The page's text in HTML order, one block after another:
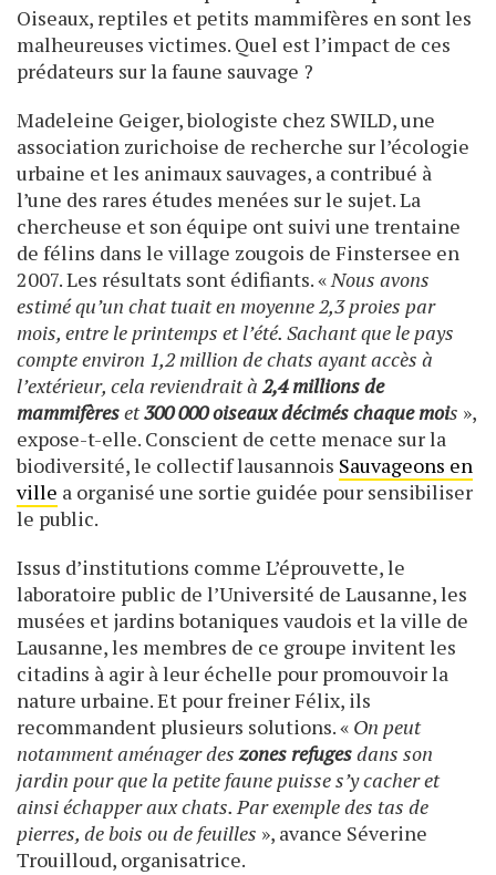
Oiseaux, reptiles et petits mammifères en sont les
malheureuses victimes. Quel est l’impact de ces
prédateurs sur la faune sauvage ?
Madeleine Geiger, biologiste chez SWILD, une
association zurichoise de recherche sur l’écologie
urbaine et les animaux sauvages, a contribué à
l’une des rares études menées sur le sujet. La
chercheuse et son équipe ont suivi une trentaine
de félins dans le village zougois de Finstersee en
2007. Les résultats sont édifiants. «Nous avons
estimé qu’un chat tuait en moyenne 2,3 proies par
mois, entre le printemps et l’été. Sachant que le pays
compte environ 1,2 million de chats ayant accès à
l’extérieur, cela reviendrait à 2,4 millions de
mammifèreset300 000 oiseaux décimés chaque mois »,
expose-t-elle. Conscient de cette menace sur la
biodiversité, le collectif lausannois Sauvageons en
ville a organisé une sortie guidée pour sensibiliser
le public.
Issus d’institutions comme L’éprouvette, le
laboratoire public de l’Université de Lausanne, les
musées et jardins botaniques vaudois et la ville de
Lausanne, les membres de ce groupe invitent les
citadins à agir à leur échelle pour promouvoir la
nature urbaine. Et pour freiner Félix, ils
recommandent plusieurs solutions. « On peut
notamment aménager deszones refugesdans son
jardin pour que la petite faune puisse s’y cacher et
ainsi échapper aux chats. Par exemple des tas de
pierres, de bois ou de feuilles », avance Séverine
Trouilloud, organisatrice.